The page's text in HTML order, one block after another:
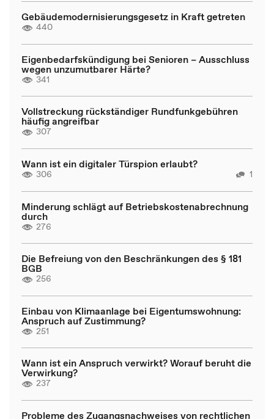
Gebäudemodernisierungsgesetz in Kraft getreten
440
Eigenbedarfskündigung bei Senioren – Ausschluss
wegen unzumutbarer Härte?
341
Vollstreckung rückständiger Rundfunkgebühren
häufig angreifbar
307
Wann ist ein digitaler Türspion erlaubt?
306 1
Minderung schlägt auf Betriebskostenabrechnung
durch
276
Die Befreiung von den Beschränkungen des § 181
BGB
256
Einbau von Klimaanlage bei Eigentumswohnung:
Anspruch auf Zustimmung?
251
Wann ist ein Anspruch verwirkt? Worauf beruht die
Verwirkung?
237
Probleme des Zugangsnachweises von rechtlichen